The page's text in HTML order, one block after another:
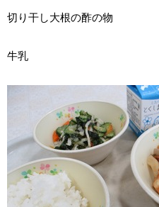
切り干し大根の酢の物
牛乳